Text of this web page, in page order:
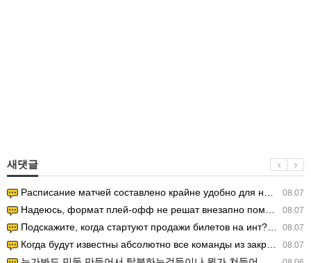
새댓글
08.07
Расписание матчей составлено крайне удобно для нашего часово…
08.07
Надеюсь, формат плей-офф не решат внезапно поменять. https:/…
08.07
Подскажите, когда стартуют продажи билетов на инт? https://g…
08.07
Когда будут известны абсолютно все команды из закрытых квали…